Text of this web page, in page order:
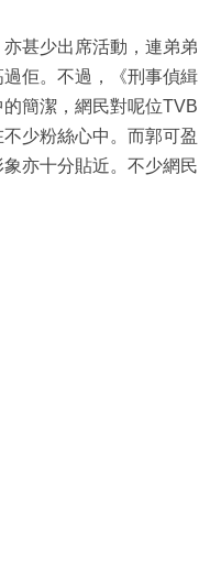
甚少出席活動，連弟弟
佢。不過，《刑事偵緝
簡潔，網民對呢位TVB
少粉絲心中。而郭可盈
亦十分貼近。不少網民